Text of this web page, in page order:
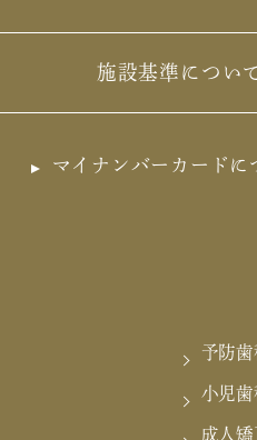
施設基準につい
マイナンバーカードに
予防歯
小児歯
成人矯